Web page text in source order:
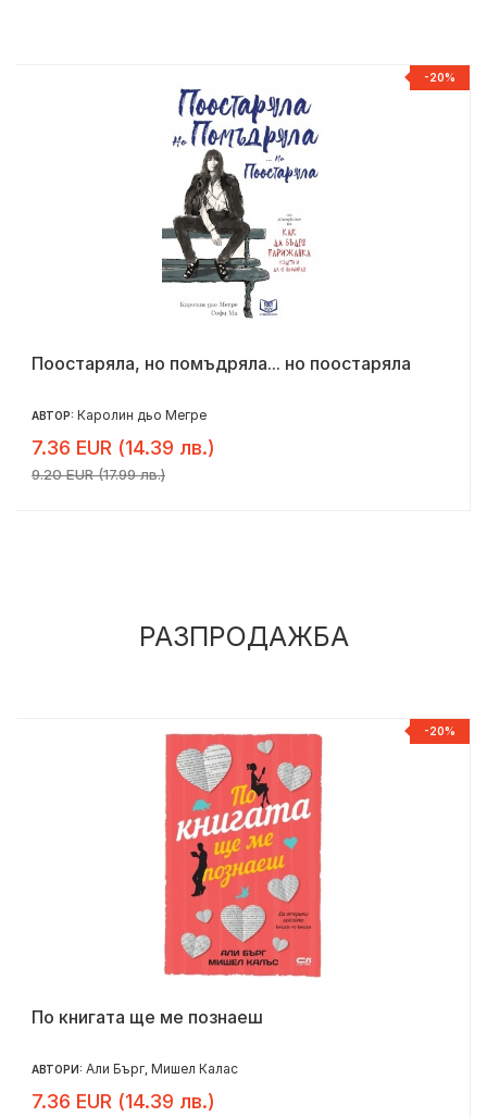
-20%
Поостаряла, но помъдряла... но поостаряла
АВТОР: Каролин дьо Мегре
7.36 EUR (14.39 лв.)
9.20 EUR (17.99 лв.)
РАЗПРОДАЖБА
-20%
По книгата ще ме познаеш
АВТОРИ: Али Бърг Мишел Калас
7.36 EUR (14.39 лв.)